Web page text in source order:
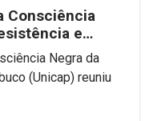
Consciência
e
Negra da
(Unicap) reuniu